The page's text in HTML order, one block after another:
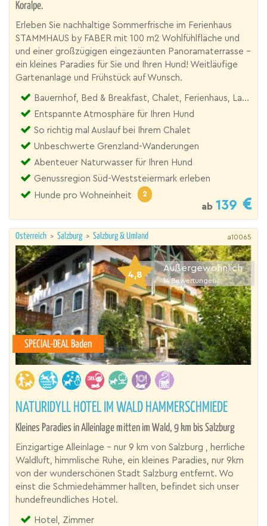
Koralpe.
Erleben Sie nachhaltige Sommerfrische im Ferienhaus
STAMMHAUS by FABER mit 100 m2 Wohlfühlfläche und
und einer großzügigen eingezäunten Panoramaterrasse –
ein kleines Paradies für Sie und Ihren Hund! Weitläufige
Gartenanlage und Frühstück auf Wunsch.
Bauernhof, Bed & Breakfast, Chalet, Ferienhaus, Landgut
Entspannte Atmosphäre für Ihren Hund
So richtig mal Auslauf bei Ihrem Chalet
Unbeschwerte Grenzland-Wanderungen
Abenteuer Naturwasser für Ihren Hund
Genussregion Süd-Weststeiermark erleben
Hunde pro Wohneinheit
2
ab 139
Österreich > Salzburg > Salzburg & Umland a10065
4,8
Außergewöhnlich
14 Bewertungen
SPECIAL-DEAL Baden
NATURIDYLL HOTEL IM WALD HAMMERSCHMIEDE
Kleines Paradies in Alleinlage mitten im Wald, 9 km bis Salzburg
Einzigartige Alleinlage – nur 9 km von Salzburg , herrliche
Waldluft, himmlische Ruhe, ein kleines Paradies, nur 9km
von der wunderschönen Stadt Salzburg entfernt. Wo
einst die Schmiedehämmer hallten, befindet sich unser
hundefreundliches Hotel.
Hotel, Zimmer